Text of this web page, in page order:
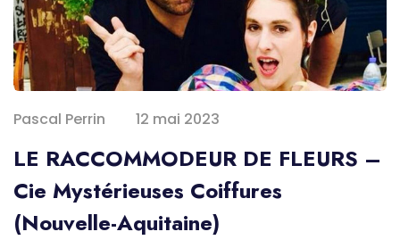
Pascal Perrin 12 mai 2023
LE RACCOMMODEUR DE FLEURS –
Cie Mystérieuses Coiffures
(Nouvelle-Aquitaine)